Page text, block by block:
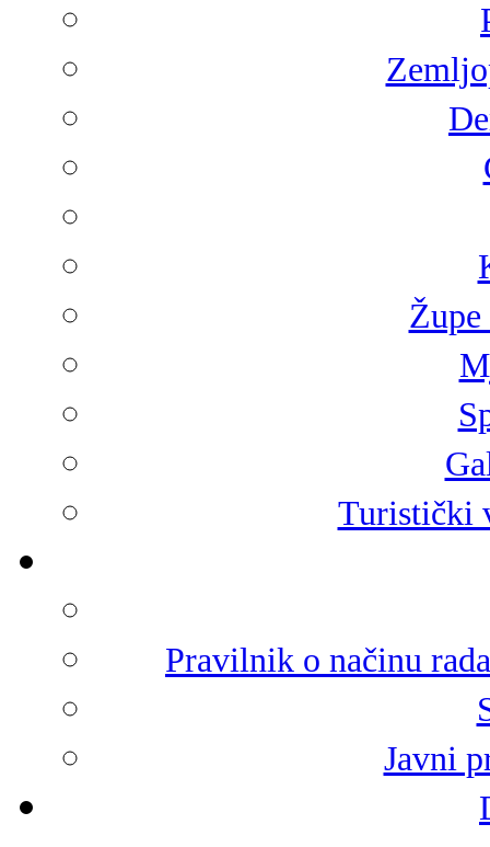
Turistički
Pravilnik o načinu
Javni